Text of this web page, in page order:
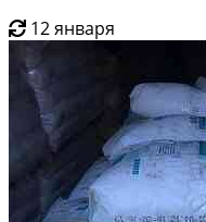
12 января